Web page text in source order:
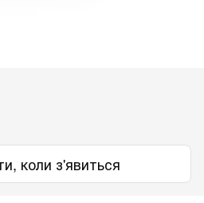
коли з'явиться